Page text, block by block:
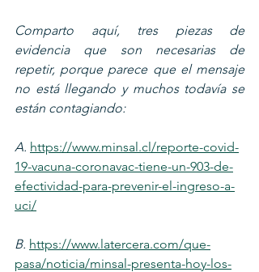
Comparto aquí, tres piezas de
evidencia que son necesarias de
repetir, porque parece que el mensaje
no está llegando y muchos todavía se
están contagiando:
A. https://www.minsal.cl/reporte-covid-
19-vacuna-coronavac-tiene-un-903-de-
efectividad-para-prevenir-el-ingreso-a-
uci/
B. https://www.latercera.com/que-
pasa/noticia/minsal-presenta-hoy-los-